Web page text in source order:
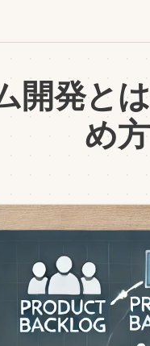
開発と
め